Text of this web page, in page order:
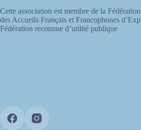
Cette association est membre de la
des Accueils Français et Francophones
Fédération reconnue d’utilité publique